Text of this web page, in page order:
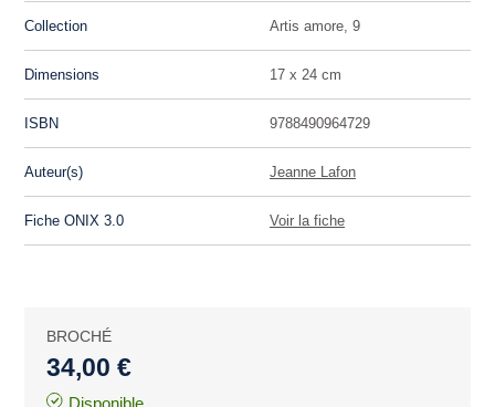
Collection Artis amore, 9
Dimensions 17 x 24 cm
ISBN 9788490964729
Auteur(s) Jeanne Lafon
Fiche ONIX 3.0 Voir la fiche
BROCHÉ
34,00 €
Disponible